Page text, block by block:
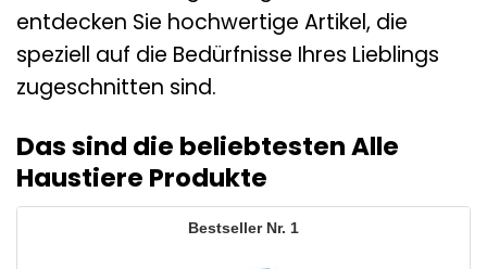
entdecken Sie hochwertige Artikel, die
speziell auf die Bedürfnisse Ihres Lieblings
zugeschnitten sind.
Das sind die beliebtesten Alle
Haustiere Produkte
1